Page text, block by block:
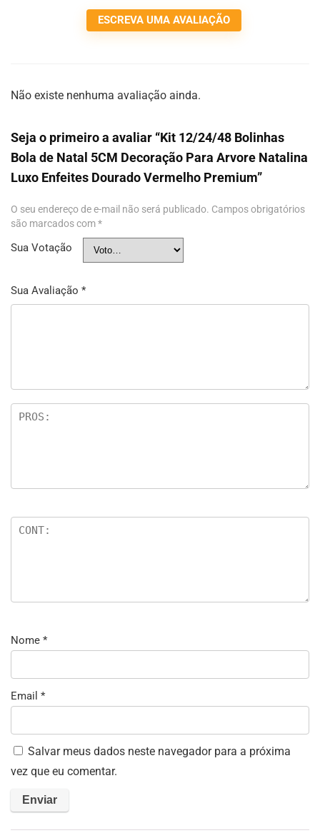
ESCREVA UMA AVALIAÇÃO
Não existe nenhuma avaliação ainda.
Seja o primeiro a avaliar “Kit 12/24/48 Bolinhas
Bola de Natal 5CM Decoração Para Arvore Natalina
Luxo Enfeites Dourado Vermelho Premium”
O seu endereço de e-mail não será publicado. Campos obrigatórios
são marcados com*
Sua Votação
Sua Avaliação *
Nome *
Email *
Salvar meus dados neste navegador para a próxima
vez que eu comentar.